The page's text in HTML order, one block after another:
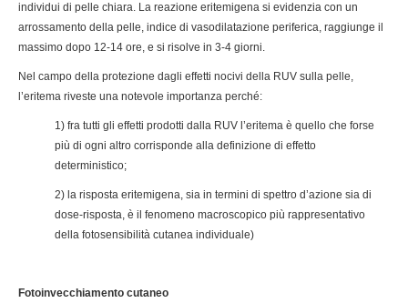
individui di pelle chiara. La reazione eritemigena si evidenzia con un
arrossamento della pelle, indice di vasodilatazione periferica, raggiunge il
massimo dopo 12-14 ore, e si risolve in 3-4 giorni.
Nel campo della protezione dagli effetti nocivi della RUV sulla pelle,
l’eritema riveste una notevole importanza perché:
1) fra tutti gli effetti prodotti dalla RUV l’eritema è quello che forse
più di ogni altro corrisponde alla definizione di effetto
deterministico;
2) la risposta eritemigena, sia in termini di spettro d’azione sia di
dose-risposta, è il fenomeno macroscopico più rappresentativo
della fotosensibilità cutanea individuale)
Fotoinvecchiamento cutaneo